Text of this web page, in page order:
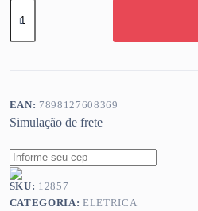
SUPORTE
ARTICULADO
MOVIMENTOS
quantidade
EAN: 7898127608369
Simulação de frete
SKU: 12857
CATEGORIA: ELETRICA